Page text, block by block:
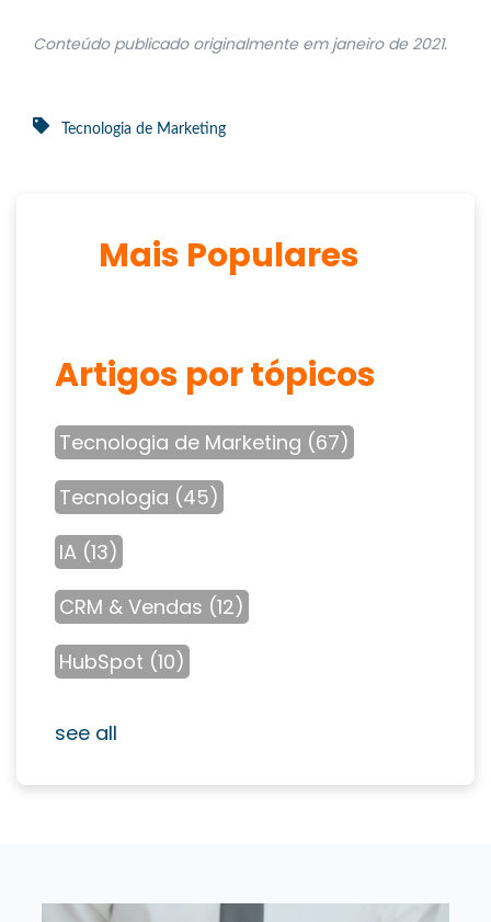
Conteúdo publicado originalmente em janeiro de 2021.
Tecnologia de Marketing
Mais Populares
Artigos por tópicos
Tecnologia de Marketing (67)
Tecnologia (45)
IA (13)
CRM & Vendas (12)
HubSpot (10)
see all